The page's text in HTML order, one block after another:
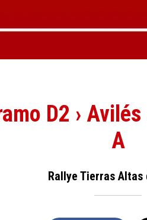
D2 ›
A
Rallye Tierras Altas